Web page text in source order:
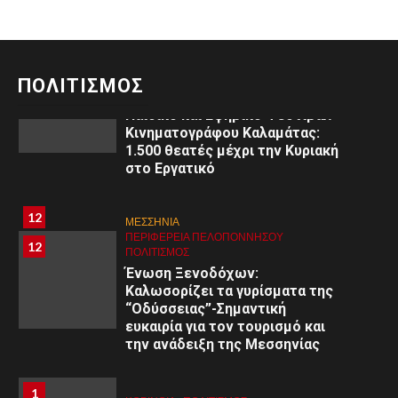
ΠΟΛΙΤΙΣΜΟΣ
11
ΠΟΛΙΤΙΣΜΌΣ
3ο
Παιδικό και Εφηβικό Φεστιβάλ
Κινηματογράφου Καλαμάτας:
1.500 θεατές μέχρι την Κυριακή
στο Εργατικό
12
12
ΜΕΣΣΗΝΙΑ
ΠΕΡΙΦΈΡΕΙΑ ΠΕΛΟΠΟΝΝΉΣΟΥ
ΠΟΛΙΤΙΣΜΌΣ
Ένωση Ξενοδόχων:
Καλωσορίζει τα γυρίσματα της
“Οδύσσειας”-Σημαντική
ευκαιρία για τον τουρισμό και
την ανάδειξη της Μεσσηνίας
1
1
8
8
ΠΕΡΙΦΈΡΕΙΑ ΠΕΛΟΠΟΝΝΉΣΟΥ
Εκδήλωση στο Άργος: «Εφηβική
ψυχολογία: Κατανόηση –
Διαχείριση – Υποστήριξη»
9
ΚΟΡΙΝΘΊΑ
ΠΕΡΙΦΈΡΕΙΑ ΠΕΛΟΠΟΝΝΉΣΟΥ ΥΓΕΙΑ